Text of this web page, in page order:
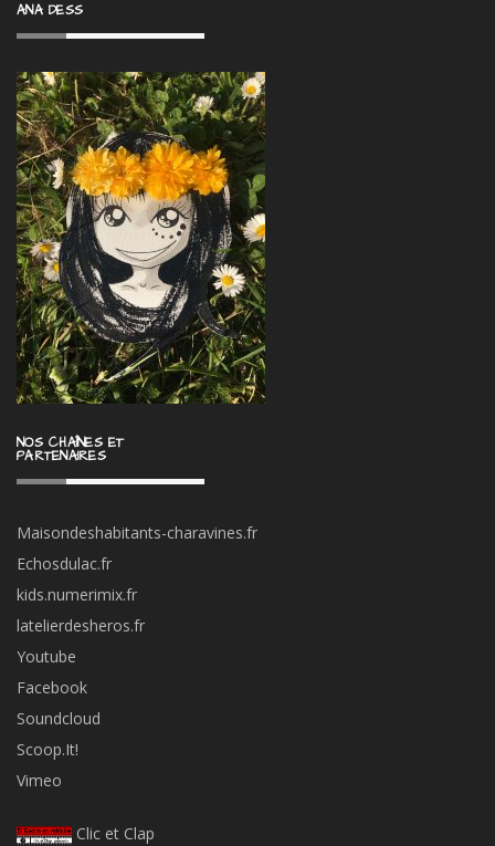
ANA DESS
NOS CHAÎNES ET
PARTENAIRES
Maisondeshabitants-charavines.fr
Echosdulac.fr
kids.numerimix.fr
latelierdesheros.fr
Youtube
Facebook
Soundcloud
Scoop.It!
Vimeo
Clic et Clap